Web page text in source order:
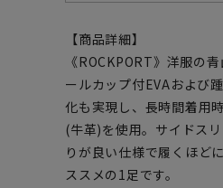
【商品詳細】
《ROCKPORT》洋服の
ールカップ付EVAおよび
化も実現し、長時間着用
(牛革)を使用。サイドス
りが良い仕様で履くほど
ススメの1足です。